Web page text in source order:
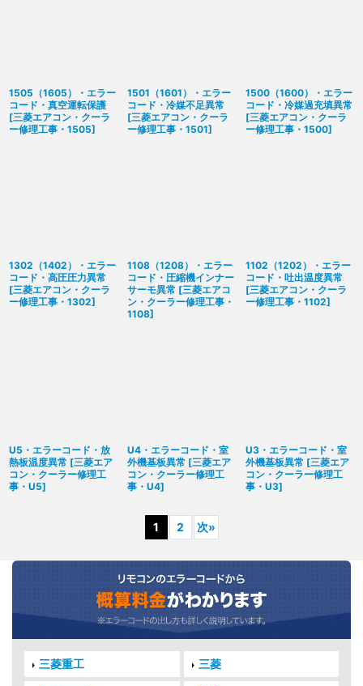
1505（1605）・エラー
コード・真空運転保護
[三菱エアコン・クーラ
ー修理工事・1505]
1501（1601）・エラー
コード・冷媒不足異常
[三菱エアコン・クーラ
ー修理工事・1501]
1500（1600）・エラー
コード・冷媒過充填異常
[三菱エアコン・クーラ
ー修理工事・1500]
1302（1402）・エラー
コード・高圧圧力異常
[三菱エアコン・クーラ
ー修理工事・1302]
1108（1208）・エラー
コード・圧縮機インナー
サーモ異常 [三菱エアコ
ン・クーラー修理工事・
1108]
1102（1202）・エラー
コード・吐出温度異常
[三菱エアコン・クーラ
ー修理工事・1102]
U5・エラーコード・放
熱板温度異常 [三菱エア
コン・クーラー修理工
事・U5]
U4・エラーコード・室
外機基板異常 [三菱エア
コン・クーラー修理工
事・U4]
U3・エラーコード・室
外機基板異常 [三菱エア
コン・クーラー修理工
事・U3]
1 2 次»
三菱重工 三菱